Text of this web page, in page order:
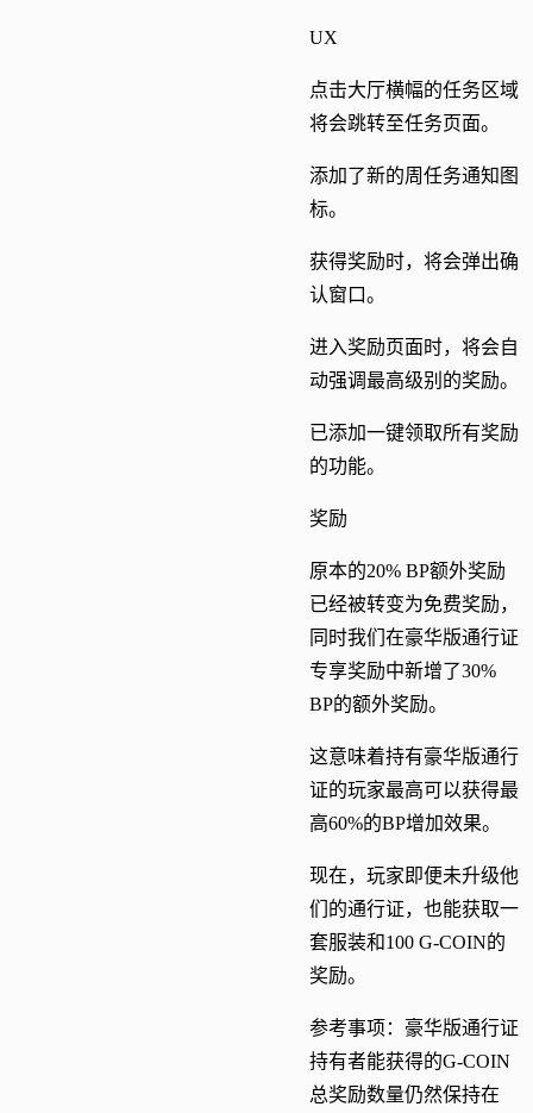
UX
点击大厅横幅的任务区域
将会跳转至任务页面。
添加了新的周任务通知图
标。
获得奖励时，将会弹出确
认窗口。
进入奖励页面时，将会自
动强调最高级别的奖励。
已添加一键领取所有奖励
的功能。
奖励
原本的20% BP额外奖励
已经被转变为免费奖励，
同时我们在豪华版通行证
专享奖励中新增了30%
BP的额外奖励。
这意味着持有豪华版通行
证的玩家最高可以获得最
高60%的BP增加效果。
现在，玩家即便未升级他
们的通行证，也能获取一
套服装和100 G-COIN的
奖励。
参考事项：豪华版通行证
持有者能获得的G-COIN
总奖励数量仍然保持在